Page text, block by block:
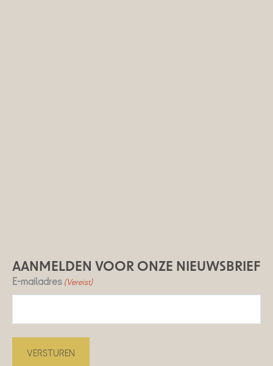
AANMELDEN VOOR ONZE NIEUWSBRIEF
E-mailadres (Vereist)